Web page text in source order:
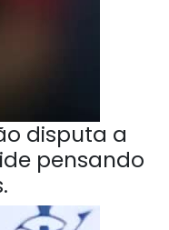
disputa a
pensando